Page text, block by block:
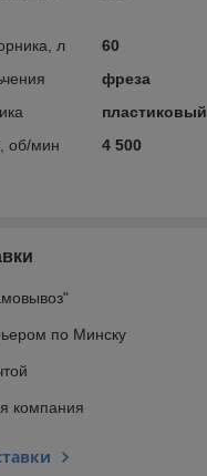
л
60
фреза
пластиковый
об/мин
4 500
по Минску
компания